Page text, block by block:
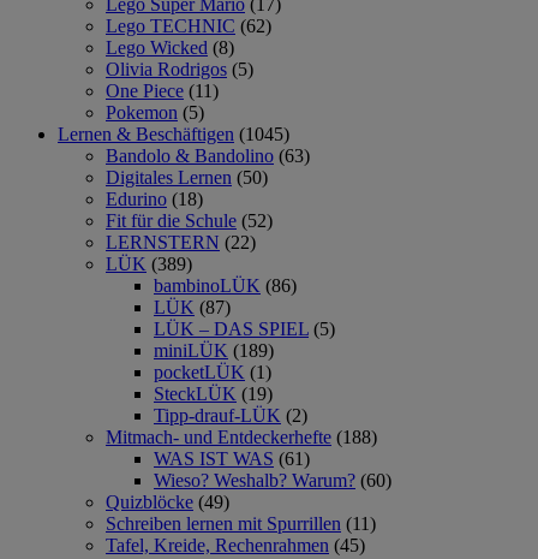
Lego Super Mario (17)
Lego TECHNIC (62)
Lego Wicked (8)
Olivia Rodrigos (5)
One Piece (11)
Pokemon (5)
Lernen & Beschäftigen (1045)
Bandolo & Bandolino (63)
Digitales Lernen (50)
Edurino (18)
Fit für die Schule (52)
LERNSTERN (22)
LÜK (389)
bambinoLÜK (86)
LÜK (87)
LÜK – DAS SPIEL (5)
miniLÜK (189)
pocketLÜK (1)
SteckLÜK (19)
Tipp-drauf-LÜK (2)
Mitmach- und Entdeckerhefte (188)
WAS IST WAS (61)
Wieso? Weshalb? Warum? (60)
Quizblöcke (49)
Schreiben lernen mit Spurrillen (11)
Tafel, Kreide, Rechenrahmen (45)